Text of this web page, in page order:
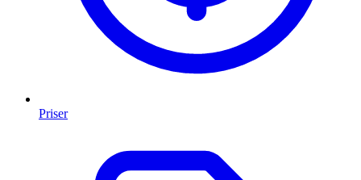
Priser